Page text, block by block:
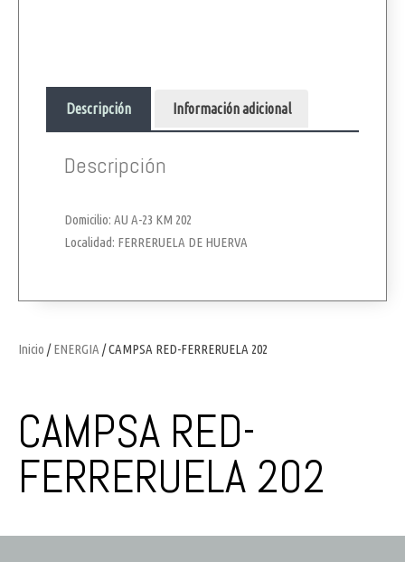
Inicio /ENERGIA / CAMPSA RED-FERRERUELA 202
CAMPSA RED-
FERRERUELA 202
Descripción Información adicional
Descripción
Domicilio: AU A-23 KM 202
Localidad: FERRERUELA DE HUERVA